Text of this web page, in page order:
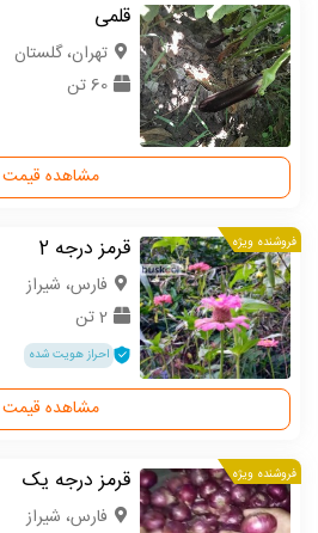
قلمی
تهران، گلستان
60 تن
مشاهده قیمت
فروشنده ویژه قرمز درجه 2
فارس، شیراز
2 تن
احراز هویت شده
مشاهده قیمت
فروشنده ویژه قرمز درجه یک
فارس، شیراز